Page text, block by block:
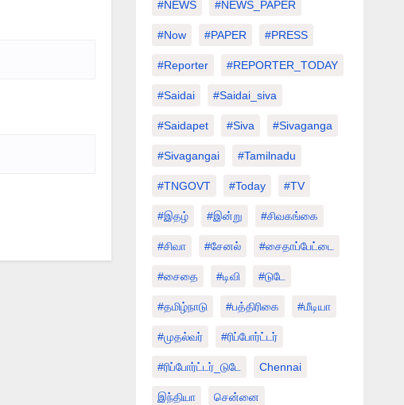
#NEWS #NEWS_PAPER
#Now #PAPER #PRESS
#Reporter #REPORTER_TODAY
#saidai #saidai_siva
#saidapet #Siva #Sivaganga
#sivagangai #tamilnadu
#TNGOVT #today #TV
#இதழ் #இன்று #சிவகங்கை
#சிவா #சேனல் #சைதாப்பேட்டை
#சைதை #டிவி #டுடே
#தமிழ்நாடு #பத்திரிகை #மீடியா
#முதல்வர் #ரிப்போர்ட்டர்
#ரிப்போர்ட்டர்_டுடே Chennai
இந்தியா சென்னை